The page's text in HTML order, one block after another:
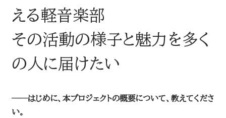
える軽音楽部
その活動の様子と魅力を多く
の人に届けたい
──はじめに、本プロジェクトの概要について、教えてくださ
い。